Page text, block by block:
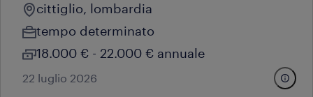
cittiglio, lombardia
tempo determinato
18.000 € - 22.000 € annuale
22 luglio 2026